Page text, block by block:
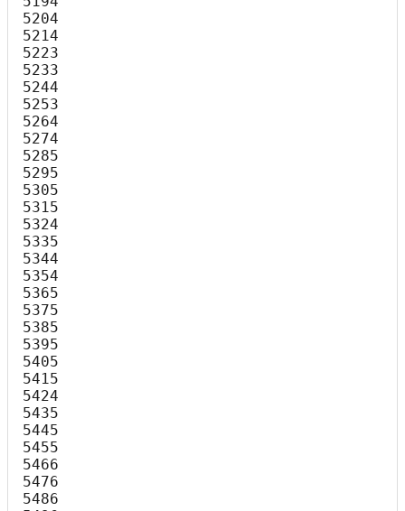
5204
5214
5223
5233
5244
5253
5264
5274
5285
5295
5305
5315
5324
5335
5344
5354
5365
5375
5385
5395
5405
5415
5424
5435
5445
5455
5466
5476
5486